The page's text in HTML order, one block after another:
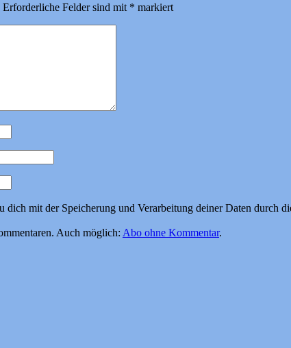
Erforderliche Felder sind mit * markiert
mit der Speicherung und Verarbeitung deiner Daten durch
Auch möglich: Abo ohne Kommentar.